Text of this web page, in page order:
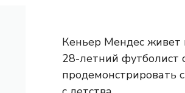
Кеньер Мендес живет
28-летний футболист
продемонстрировать